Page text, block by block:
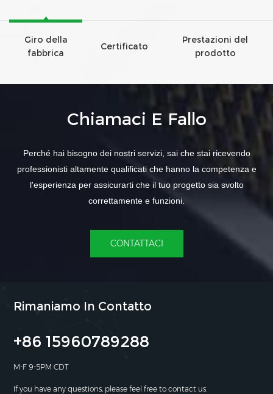
Giro della
fabbrica
Certificato
Prestazioni del
prodotto
Chiamaci E Fallo
Perché hai bisogno dei nostri servizi, sai che stai ricevendo
professionisti altamente qualificati che hanno la competenza e
l'esperienza per assicurarti che il tuo progetto sia svolto
correttamente e funzioni.
CONTATTACI
Rimaniamo In Contatto
+86 15960789288
M-F 9-5PM CDT
If you have any questions, please feel free to contact us.